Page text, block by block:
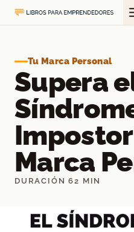
Saltar
al
Tu Marca Personal
Supera
Marca
DURACIÓN 62 MIN